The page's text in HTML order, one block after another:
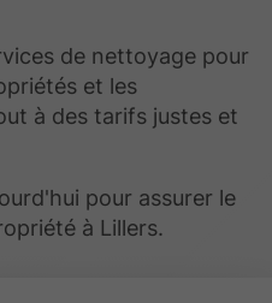
de nettoyage pour
et les
à des tarifs justes et
pour assurer le
à Lillers.